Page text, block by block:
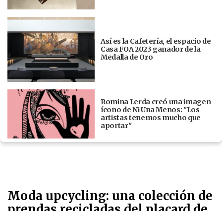
Así es la Cafetería, el espacio de
Casa FOA 2023 ganador de la
Medalla de Oro
Romina Lerda creó una imagen
ícono de Ni Una Menos: "Los
artistas tenemos mucho que
aportar"
Moda upcycling: una colección de